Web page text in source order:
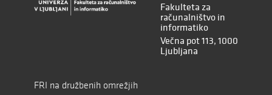
Fakulteta za
računalništvo in
informatiko
Večna pot 113, 1000
Ljubljana
FRI na družbenih omrežjih